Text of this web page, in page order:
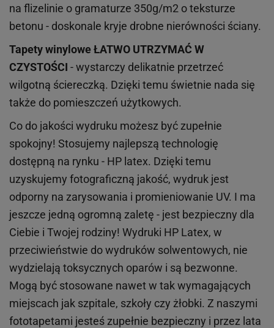
na flizelinie o gramaturze 350g/m2 o teksturze
betonu - doskonale kryje drobne nierówności ściany.
Tapety winyloweŁATWO UTRZYMAĆ W
CZYSTOŚCI - wystarczy delikatnie przetrzeć
wilgotną ściereczką. Dzięki temu świetnie nada się
także do pomieszczeń użytkowych.
Co do jakości wydruku możesz być zupełnie
spokojny! Stosujemy najlepszą technologię
dostępną na rynku - HP latex. Dzięki temu
uzyskujemy fotograficzną jakość, wydruk jest
odporny na zarysowania i promieniowanie UV. I ma
jeszcze jedną ogromną zaletę - jest bezpieczny dla
Ciebie i Twojej rodziny! Wydruki HP Latex, w
przeciwieństwie do wydruków solwentowych, nie
wydzielają toksycznych oparów i są bezwonne.
Mogą być stosowane nawet w tak wymagających
miejscach jak szpitale, szkoły czy żłobki. Z naszymi
fototapetami jesteś zupełnie bezpieczny i przez lata